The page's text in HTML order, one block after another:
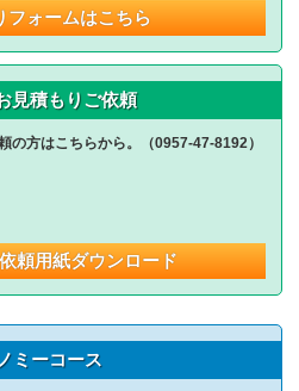
ォームはこちら
見積もりご依頼
の方はこちらから。（0957-47-8192）
頼用紙ダウンロード
ミーコース